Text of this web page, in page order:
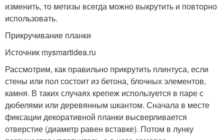
изменить, то метизы всегда можно выкрутить и повторно
использовать.
Прикручивание планки
Источник mysmartidea.ru
Рассмотрим, как правильно прикрутить плинтуса, если
стены или пол состоит из бетона, блочных элементов,
камня. В таких случаях крепеж используется в паре с
дюбелями или деревянным шкантом. Сначала в месте
фиксации декоративной планки высверливается
отверстие (диаметр равен вставке). Потом в лунку